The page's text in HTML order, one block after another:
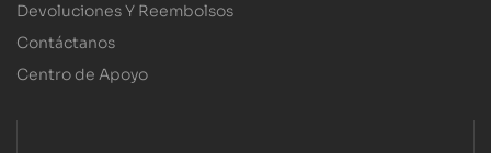
Devoluciones Y Reembolsos
Contáctanos
Centro de Apoyo